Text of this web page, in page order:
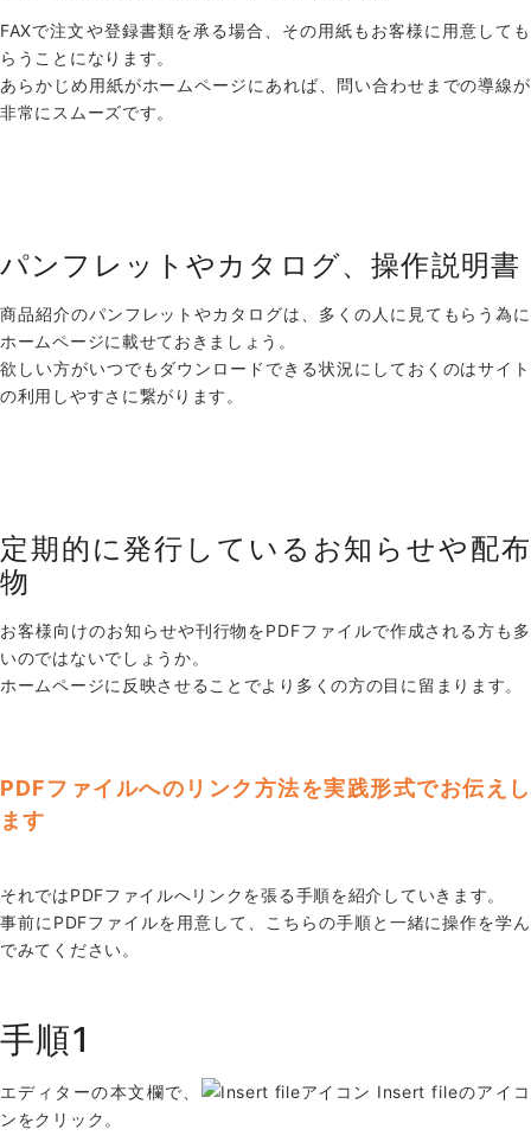
FAXで注文や登録書類を承る場合、その用紙もお客様に用意しても
らうことになります。
あらかじめ用紙がホームページにあれば、問い合わせまでの導線が
非常にスムーズです。
パンフレットやカタログ、操作説明書
商品紹介のパンフレットやカタログは、多くの人に見てもらう為に
ホームページに載せておきましょう。
欲しい方がいつでもダウンロードできる状況にしておくのはサイト
の利用しやすさに繋がります。
定期的に発行しているお知らせや配布
物
お客様向けのお知らせや刊行物をPDFファイルで作成される方も多
いのではないでしょうか。
ホームページに反映させることでより多くの方の目に留まります。
PDFファイルへのリンク方法を実践形式でお伝えし
ます
それではPDFファイルへリンクを張る手順を紹介していきます。
事前にPDFファイルを用意して、こちらの手順と一緒に操作を学ん
でみてください。
手順1
エディターの本文欄で、
Insert fileのアイコ
ンをクリック。